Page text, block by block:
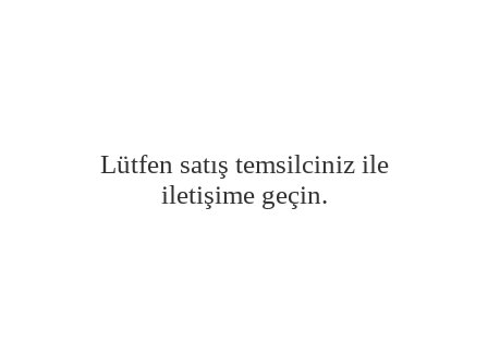
Lütfen satış temsilciniz ile
iletişime geçin.